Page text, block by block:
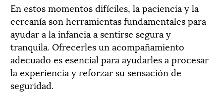
En estos momentos difíciles, la paciencia y la
cercanía son herramientas fundamentales para
ayudar a la infancia a sentirse segura y
tranquila. Ofrecerles un acompañamiento
adecuado es esencial para ayudarles a procesar
la experiencia y reforzar su sensación de
seguridad.